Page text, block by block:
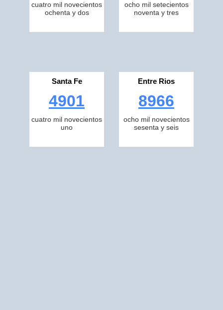
cuatro mil novecientos
ochenta y dos
ocho mil setecientos
noventa y tres
Santa Fe
4901
cuatro mil novecientos
uno
Entre Rios
8966
ocho mil novecientos
sesenta y seis